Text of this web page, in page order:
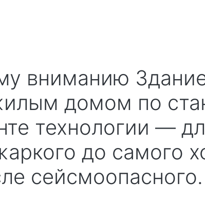
домом по
технологии —
до самого
сейсмоопасного.